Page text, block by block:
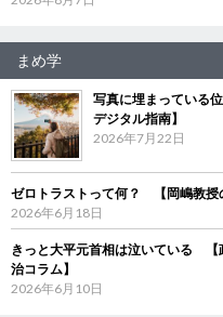
まめ学
写真に埋まっている
デジタル指南】
2026年7月22日
ゼロトラストって何？ 【岡嶋教授
2026年6月18日
きっと大平元首相は泣いている 【
治コラム】
2026年6月10日